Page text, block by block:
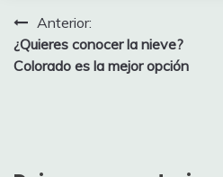
Navegación
de
Anterior:
¿Quieres conocer la nieve?
Colorado es la mejor opción